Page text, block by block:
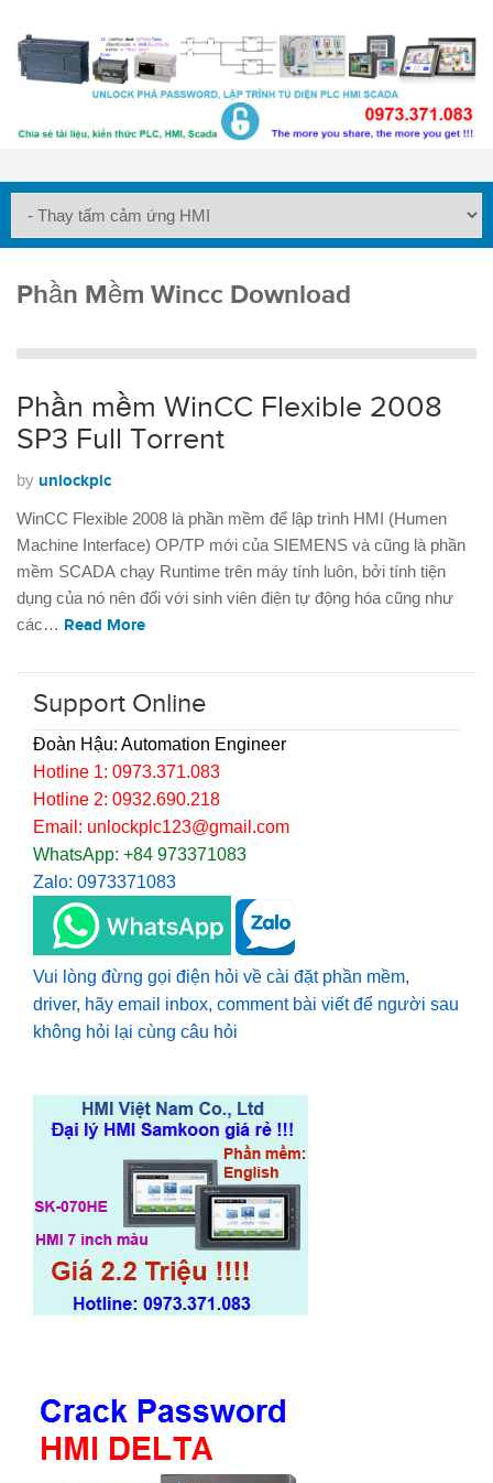
Phần Mềm Wincc Download
Phần mềm WinCC Flexible 2008
SP3 Full Torrent
by unlockplc
WinCC Flexible 2008 là phần mềm để lập trình HMI (Humen
Machine Interface) OP/TP mới của SIEMENS và cũng là phần
mềm SCADA chạy Runtime trên máy tính luôn, bởi tính tiện
dụng của nó nên đối với sinh viên điện tự động hóa cũng như
các… Read More
Support Online
Đoàn Hậu: Automation Engineer
Hotline 1: 0973.371.083
Hotline 2: 0932.690.218
Email: unlockplc123@gmail.com
WhatsApp: +84 973371083
Zalo: 0973371083
Vui lòng đừng gọi điện hỏi về cài đặt phần mềm,
driver, hãy email inbox, comment bài viết để người sau
không hỏi lại cùng câu hỏi